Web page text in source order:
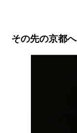
その先の京都へ